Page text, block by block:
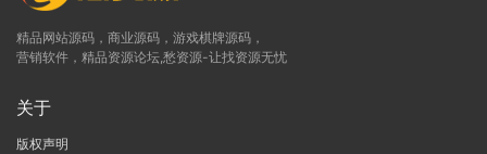
精品网站源码，商业源码，游戏棋牌源码，
营销软件，精品资源论坛,愁资源-让找资源无忧
关于
版权声明